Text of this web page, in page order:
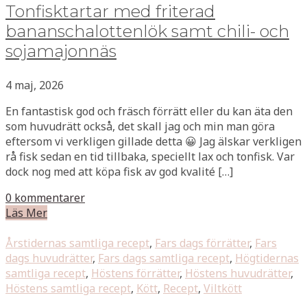
Tonfisktartar med friterad
bananschalottenlök samt chili- och
sojamajonnäs
4 maj, 2026
En fantastisk god och fräsch förrätt eller du kan äta den
som huvudrätt också, det skall jag och min man göra
eftersom vi verkligen gillade detta 😀 Jag älskar verkligen
rå fisk sedan en tid tillbaka, speciellt lax och tonfisk. Var
dock nog med att köpa fisk av god kvalité […]
0 kommentarer
Läs Mer
Årstidernas samtliga recept, Fars dags förrätter, Fars
dags huvudrätter, Fars dags samtliga recept, Högtidernas
samtliga recept, Höstens förrätter, Höstens huvudrätter,
Höstens samtliga recept, Kött, Recept, Viltkött